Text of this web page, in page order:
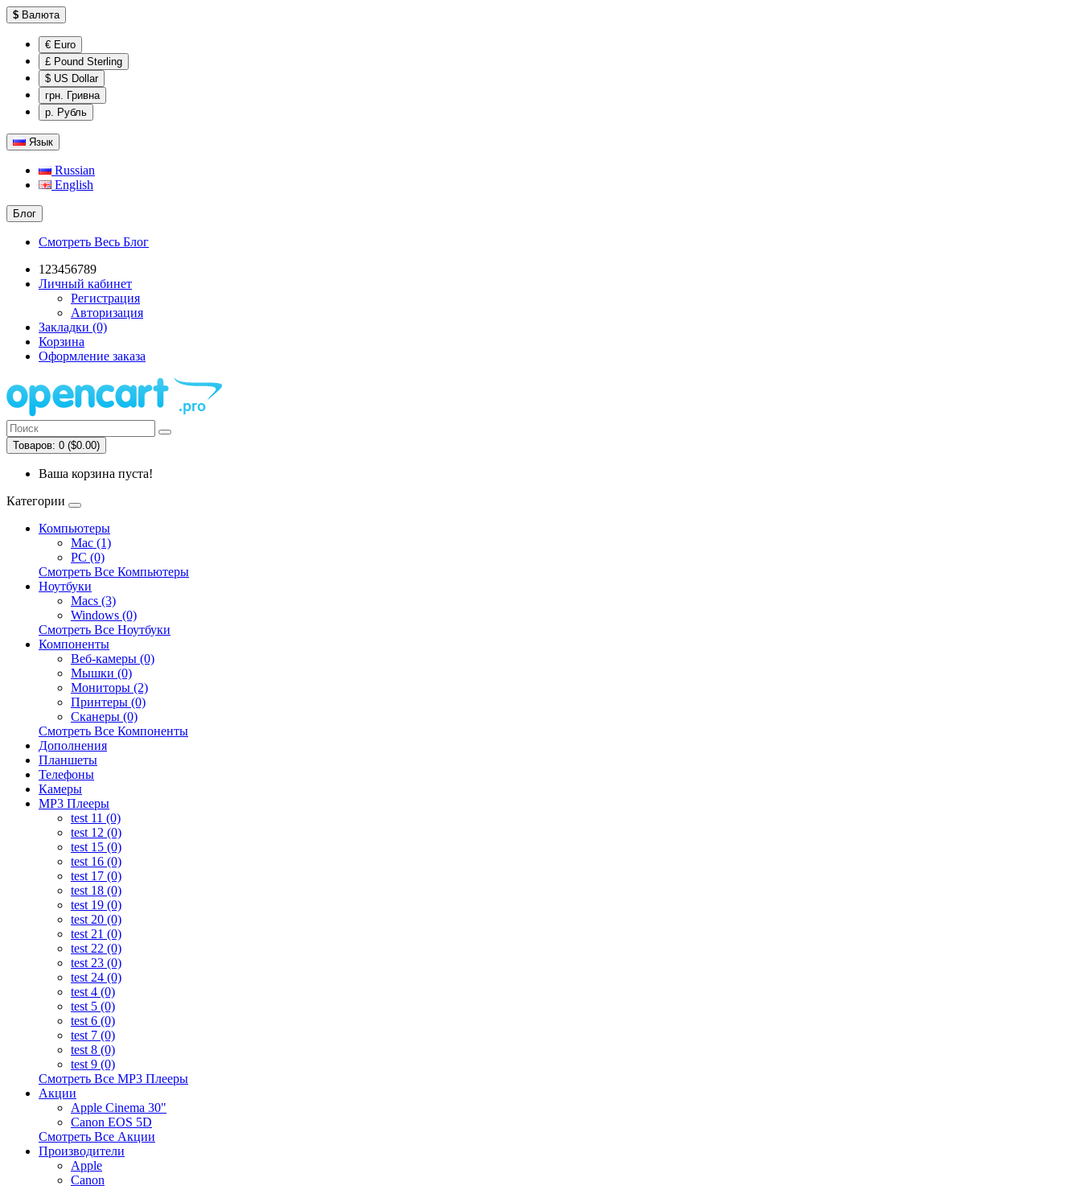
$ Валюта
€ Euro
£ Pound Sterling
$ US Dollar
грн. Гривна
р. Рубль
Язык
Russian
English
Блог
Смотреть Весь Блог
123456789
Личный кабинет
Регистрация
Авторизация
Закладки (0)
Корзина
Оформление заказа
Товаров: 0 ($0.00)
Ваша корзина пуста!
Категории
Компьютеры
Mac (1)
PC (0)
Смотреть Все Компьютеры
Ноутбуки
Macs (3)
Windows (0)
Смотреть Все Ноутбуки
Компоненты
Веб-камеры (0)
Мышки (0)
Мониторы (2)
Принтеры (0)
Сканеры (0)
Смотреть Все Компоненты
Дополнения
Планшеты
Телефоны
Камеры
MP3 Плееры
test 11 (0)
test 12 (0)
test 15 (0)
test 16 (0)
test 17 (0)
test 18 (0)
test 19 (0)
test 20 (0)
test 21 (0)
test 22 (0)
test 23 (0)
test 24 (0)
test 4 (0)
test 5 (0)
test 6 (0)
test 7 (0)
test 8 (0)
test 9 (0)
Смотреть Все MP3 Плееры
Акции
Apple Cinema 30"
Canon EOS 5D
Смотреть Все Акции
Производители
Apple
Canon